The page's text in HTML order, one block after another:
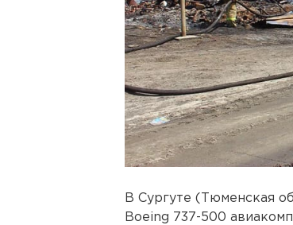
В Сургуте (Тюменская
Boeing 737-500